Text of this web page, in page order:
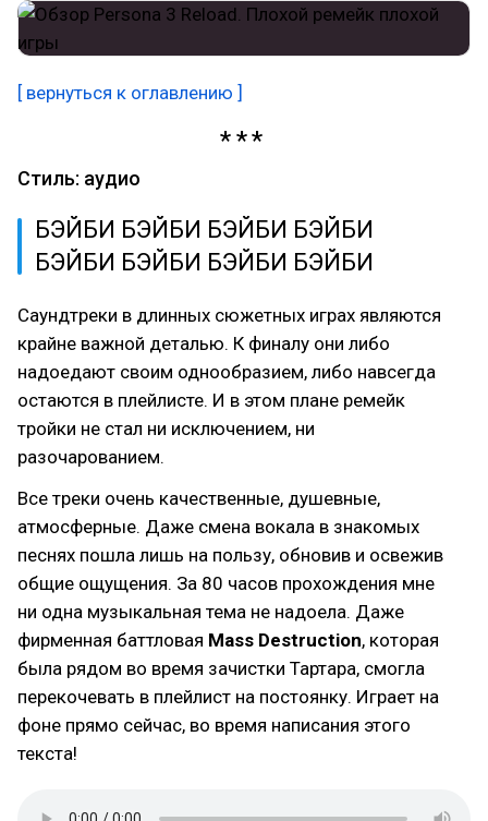
[ вернуться к оглавлению ]
Стиль: аудио
БЭЙБИ БЭЙБИ БЭЙБИ БЭЙБИ
БЭЙБИ БЭЙБИ БЭЙБИ БЭЙБИ
Саундтреки в длинных сюжетных играх являются
крайне важной деталью. К финалу они либо
надоедают своим однообразием, либо навсегда
остаются в плейлисте. И в этом плане ремейк
тройки не стал ни исключением, ни
разочарованием.
Все треки очень качественные, душевные,
атмосферные. Даже смена вокала в знакомых
песнях пошла лишь на пользу, обновив и освежив
общие ощущения. За 80 часов прохождения мне
ни одна музыкальная тема не надоела. Даже
фирменная баттловая Mass Destruction, которая
была рядом во время зачистки Тартара, смогла
перекочевать в плейлист на постоянку. Играет на
фоне прямо сейчас, во время написания этого
текста!